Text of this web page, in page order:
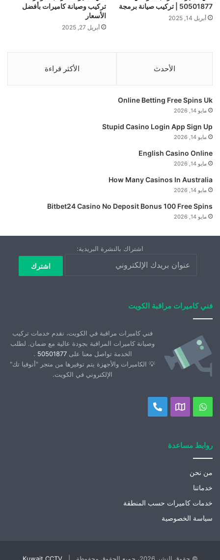
50501877 | تركيب صيانة برمجة
أبريل 14, 2025
تركيب وصيانة كاميرات بأفضل
الأسعار
أبريل 27, 2025
الأحدث الأكثر قراءة
Online Betting Free Spins Uk
مايو 14, 2026
Stupid Casino Login App Sign Up
مايو 14, 2026
English Casino Online
مايو 14, 2026
How Many Casinos In Australia
مايو 14, 2026
Bitbet24 Casino No Deposit Bonus 100 Free Spins
مايو 14, 2026
اشتراك بالنشرة البريدية:
فني كاميرات مراقبة الكويت
فني كاميرات مراقبة في الكويت، نقدم خدمات تركيب
وصيانة كاميرات المراقبة بجودة عالية مع ضمان. لطلب
الخدمة تواصل معنا على50501877
.
💡 الكاميرات والأجهزة يتم توفيرها من متجر "أنوفيا تك"
الإلكتروني في الكويت.
واتسابموقعنا
خريطة
اتصل
روابط مساعدة
من نحن
خدماتنا
خدمات كاميرات حسب المنطقة
سياسة الخصوصية